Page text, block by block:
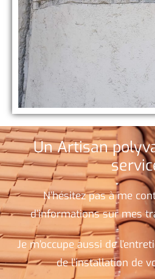
Un Artisan
N’hésitez pas à me
d’informations sur mes
Je m’occupe aussi de
de l’installation de